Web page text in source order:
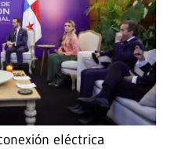
eléctrica